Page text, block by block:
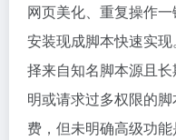
网页美化、重复操作
安装现成脚本快速实
择来自知名脚本源且
明或请求过多权限的
费，但未明确高级功能